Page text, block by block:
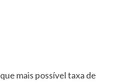
mais possível taxa de